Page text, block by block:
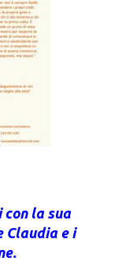
la sua
Claudia e i